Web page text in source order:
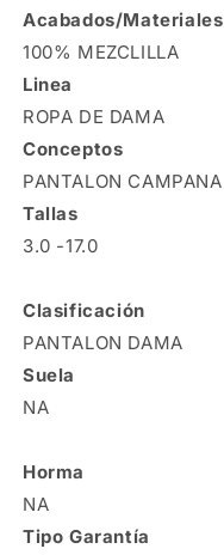
Acabados/Materiales
100% MEZCLILLA
Linea
ROPA DE DAMA
Conceptos
PANTALON CAMPANA
Tallas
3.0 -17.0
Clasificación
PANTALON DAMA
Suela
NA
Horma
NA
Tipo Garantía